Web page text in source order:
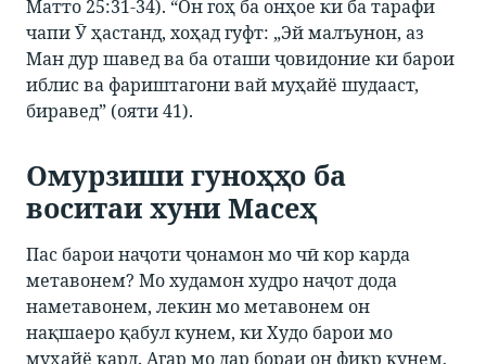
Матто 25:31-34). “Он гоҳ ба онҳое ки ба тарафи
чапи Ӯ ҳастанд, хоҳад гуфт: „Эй малъунон, аз
Ман дур шавед ва ба оташи ҷовидоние ки барои
иблис ва фариштагони вай муҳайё шудааст,
биравед” (ояти 41).
Омурзиши гуноҳҳо ба
воситаи хуни Масеҳ
Пас барои наҷоти ҷонамон мо чӣ кор карда
метавонем? Мо худамон худро наҷот дода
наметавонем, лекин мо метавонем он
нақшаеро қабул кунем, ки Худо барои мо
муҳайё кард. Агар мо дар бораи он фикр кунем,